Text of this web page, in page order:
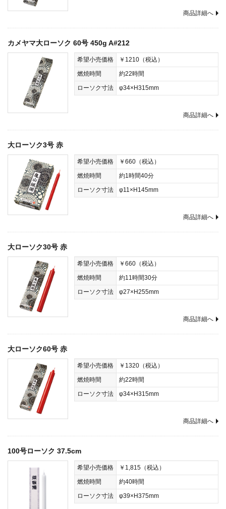
商品詳細へ
カメヤマ大ローソク 60号 450g A#212
希望小売価格
￥1210（税込）
燃焼時間
約22時間
ローソク寸法
φ34×H315mm
商品詳細へ
大ローソク3号 赤
希望小売価格
￥660（税込）
燃焼時間
約1時間40分
ローソク寸法
φ11×H145mm
商品詳細へ
大ローソク30号 赤
希望小売価格
￥660（税込）
燃焼時間
約11時間30分
ローソク寸法
φ27×H255mm
商品詳細へ
大ローソク60号 赤
希望小売価格
￥1320（税込）
燃焼時間
約22時間
ローソク寸法
φ34×H315mm
商品詳細へ
100号ローソク 37.5cm
希望小売価格
￥1,815（税込）
燃焼時間
約40時間
ローソク寸法
φ39×H375mm